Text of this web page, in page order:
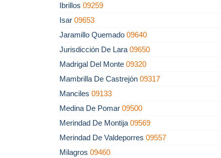
Ibrillos 09259
Isar 09653
Jaramillo Quemado 09640
Jurisdicción De Lara 09650
Madrigal Del Monte 09320
Mambrilla De Castrejón 09317
Manciles 09133
Medina De Pomar 09500
Merindad De Montija 09569
Merindad De Valdeporres 09557
Milagros 09460